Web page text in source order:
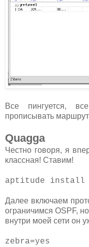
Все пингуется,
прописывать
Quagga
Честно говоря, я
классная! Ставим!
aptitude install
Далее включаем
ограничимся OSPF,
внутри моей сети он
zebra=yes